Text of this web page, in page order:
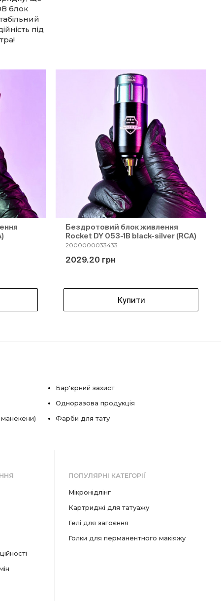
блок
під
Бездротовий блок живлення
Rocket DY 053-1B black-silver (RCA)
2000000033433
2029.20 грн
Купити
манекени)
Бар'єрний захист
Одноразова продукція
Фарби для тату
ПОПУЛЯРНІ КАТЕГОРІЇ
мікронідлінг
картриджі для татуажу
гелі для загоєння
голки для перманентного макіяжу